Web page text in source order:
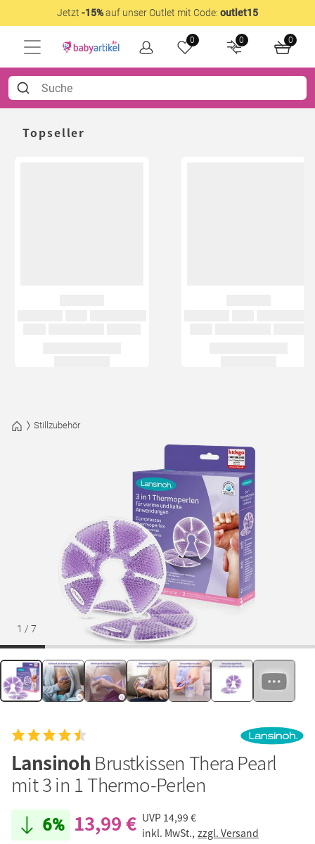
Jetzt -15%auf unser Outlet mit Code: outlet15
0 0 0
Topseller
Stillzubehör
1 / 7
Lansinoh Brustkissen Thera Pearl
mit 3 in 1 Thermo-Perlen
6% 13,99 € UVP 14,99 €
inkl. MwSt., zzgl. Versand